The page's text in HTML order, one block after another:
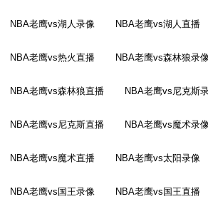
NBA老鹰vs湖人录像 NBA老鹰vs湖人直播
NBA老鹰vs热火直播 NBA老鹰vs森林狼录像
NBA老鹰vs森林狼直播 NBA老鹰vs尼克斯
NBA老鹰vs尼克斯直播 NBA老鹰vs魔术录像
NBA老鹰vs魔术直播 NBA老鹰vs太阳录像
NBA老鹰vs国王录像 NBA老鹰vs国王直播